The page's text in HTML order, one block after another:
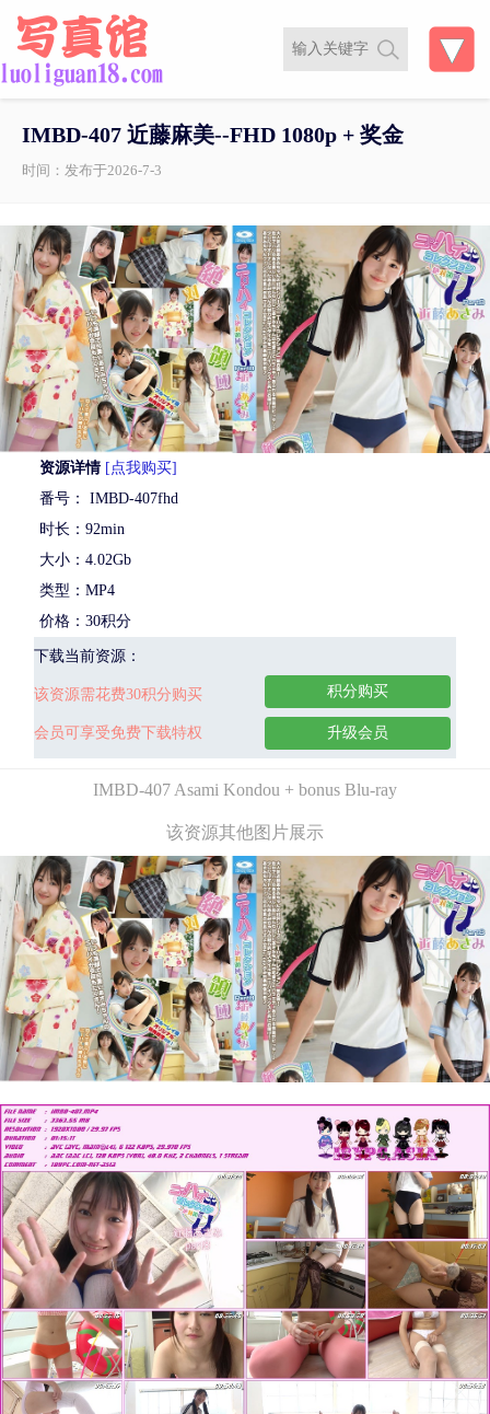
IMBD-407 近藤麻美--FHD 1080p + 奖金
时间：发布于2026-7-3
资源详情 [点我购买]
番号： IMBD-407fhd
时长：92min
大小：4.02Gb
类型：MP4
价格：30积分
下载当前资源：
该资源需花费30积分购买
会员可享受免费下载特权
积分购买
升级会员
IMBD-407 Asami Kondou + bonus Blu-ray
该资源其他图片展示